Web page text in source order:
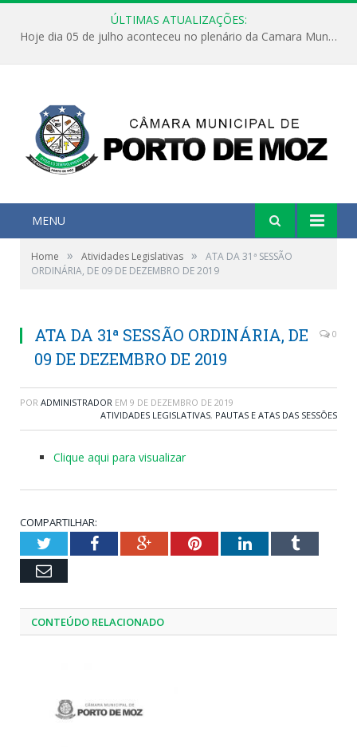
ÚLTIMAS ATUALIZAÇÕES:
Hoje dia 05 de julho aconteceu no plenário da Camara Municipal de Porto de Moz a Sessão Solene de Abertura dos Trabalhos Legislativos 2º Período da 23ª Legislatura
MENU
Home » Atividades Legislativas »
ATA DA 31ª SESSÃO
ORDINÁRIA, DE 09 DE DEZEMBRO DE 2019
ATA DA 31ª SESSÃO ORDINÁRIA, DE
09 DE DEZEMBRO DE 2019
0
POR ADMINISTRADOR EM 9 DE DEZEMBRO DE 2019
ATIVIDADES LEGISLATIVAS, PAUTAS E ATAS DAS SESSÕES
Clique aqui para visualizar
COMPARTILHAR:
TwitterFacebookGoogle+PinterestLinkedInTumblr
Email
CONTEÚDO RELACIONADO